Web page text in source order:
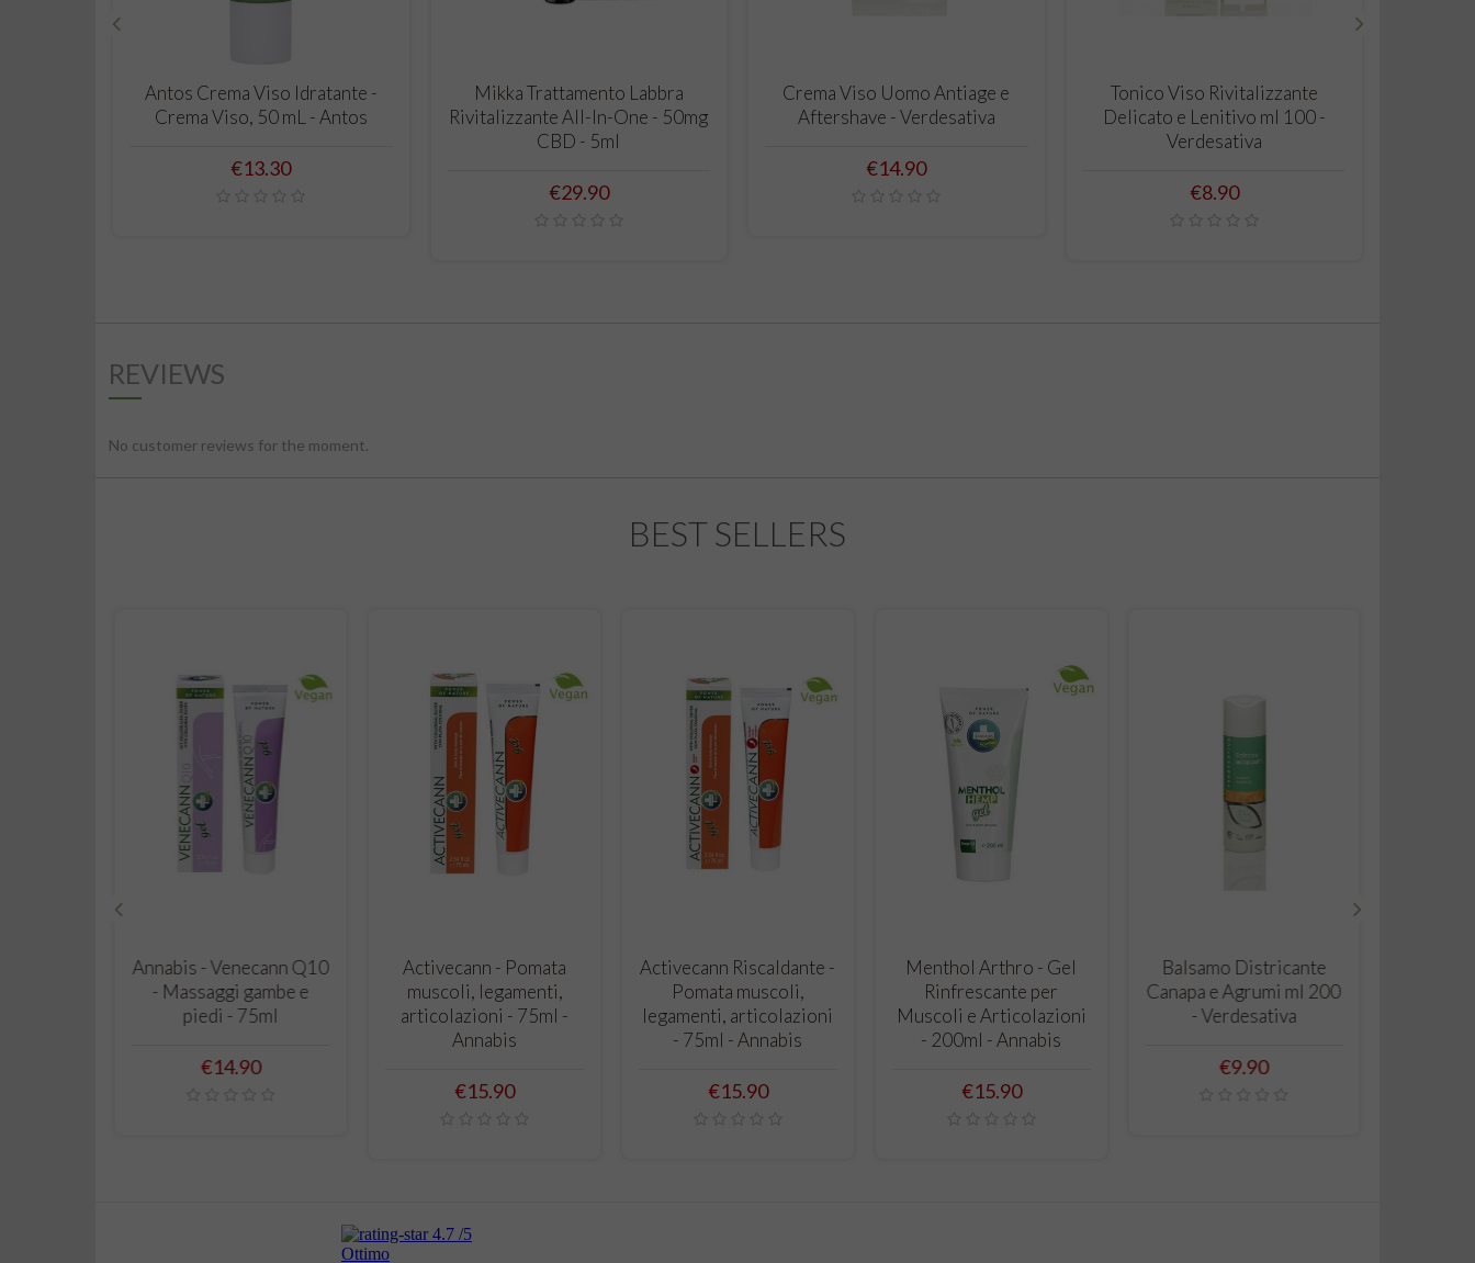
ADD TO CART
Antos Crema Viso Idratante -
Crema Viso, 50 mL - Antos
Price
€13.30
ADD TO CART
Mikka Trattamento Labbra
Rivitalizzante All-In-One - 50mg
CBD - 5ml
Price
€29.90
ADD TO CART
Crema Viso Uomo Antiage e
Aftershave - Verdesativa
Price
€14.90
ADD TO CART
Tonico Viso Rivitalizzante
Delicato e Lenitivo ml 100 -
Verdesativa
Price
€8.90
REVIEWS
No customer reviews for the moment.
BEST SELLERS
ADD TO CART
Annabis - Venecann Q10
- Massaggi gambe e
piedi - 75ml
Price
€14.90
ADD TO CART
Activecann - Pomata
muscoli, legamenti,
articolazioni - 75ml -
Annabis
Price
€15.90
ADD TO CART
Activecann Riscaldante -
Pomata muscoli,
legamenti, articolazioni
- 75ml - Annabis
Price
€15.90
ADD TO CART
Menthol Arthro - Gel
Rinfrescante per
Muscoli e Articolazioni
- 200ml - Annabis
Price
€15.90
ADD TO CART
Balsamo Districante
Canapa e Agrumi ml 200
- Verdesativa
Price
€9.90